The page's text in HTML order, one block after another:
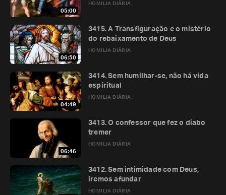
05:00
HOMILIA DIÁRIA
06:50
HOMILIA DIÁRIA
3415. A Transfiguração e o mistério
do rebaixamento de Deus
04:49
HOMILIA DIÁRIA
3414. Sem humilhar-se, não há vida
espiritual
06:46
HOMILIA DIÁRIA
3413. O confessor que fez o diabo
tremer
HOMILIA DIÁRIA
3412. Sem intimidade com Deus,
iremos afundar